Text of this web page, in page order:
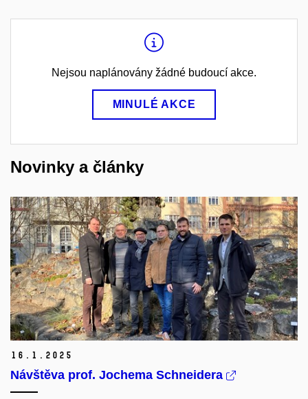
Nejsou naplánovány žádné budoucí akce.
MINULÉ AKCE
Novinky a články
16. 1. 2025
Návštěva prof. Jochema Schneidera